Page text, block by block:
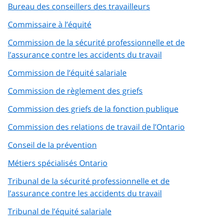
Bureau des conseillers des travailleurs
Commissaire à l’équité
Commission de la sécurité professionnelle et de
l’assurance contre les accidents du travail
Commission de l’équité salariale
Commission de règlement des griefs
Commission des griefs de la fonction publique
Commission des relations de travail de l’Ontario
Conseil de la prévention
Métiers spécialisés Ontario
Tribunal de la sécurité professionnelle et de
l’assurance contre les accidents du travail
Tribunal de l’équité salariale